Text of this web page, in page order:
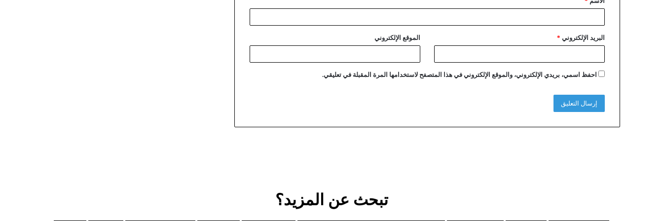
البريد الإلكتروني * الموقع الإلكتروني
احفظ اسمي، بريدي الإلكتروني، والموقع الإلكتروني في هذا المتصفح لاستخدامها المرة المقبلة في تعليقي.
تبحث عن المزيد؟